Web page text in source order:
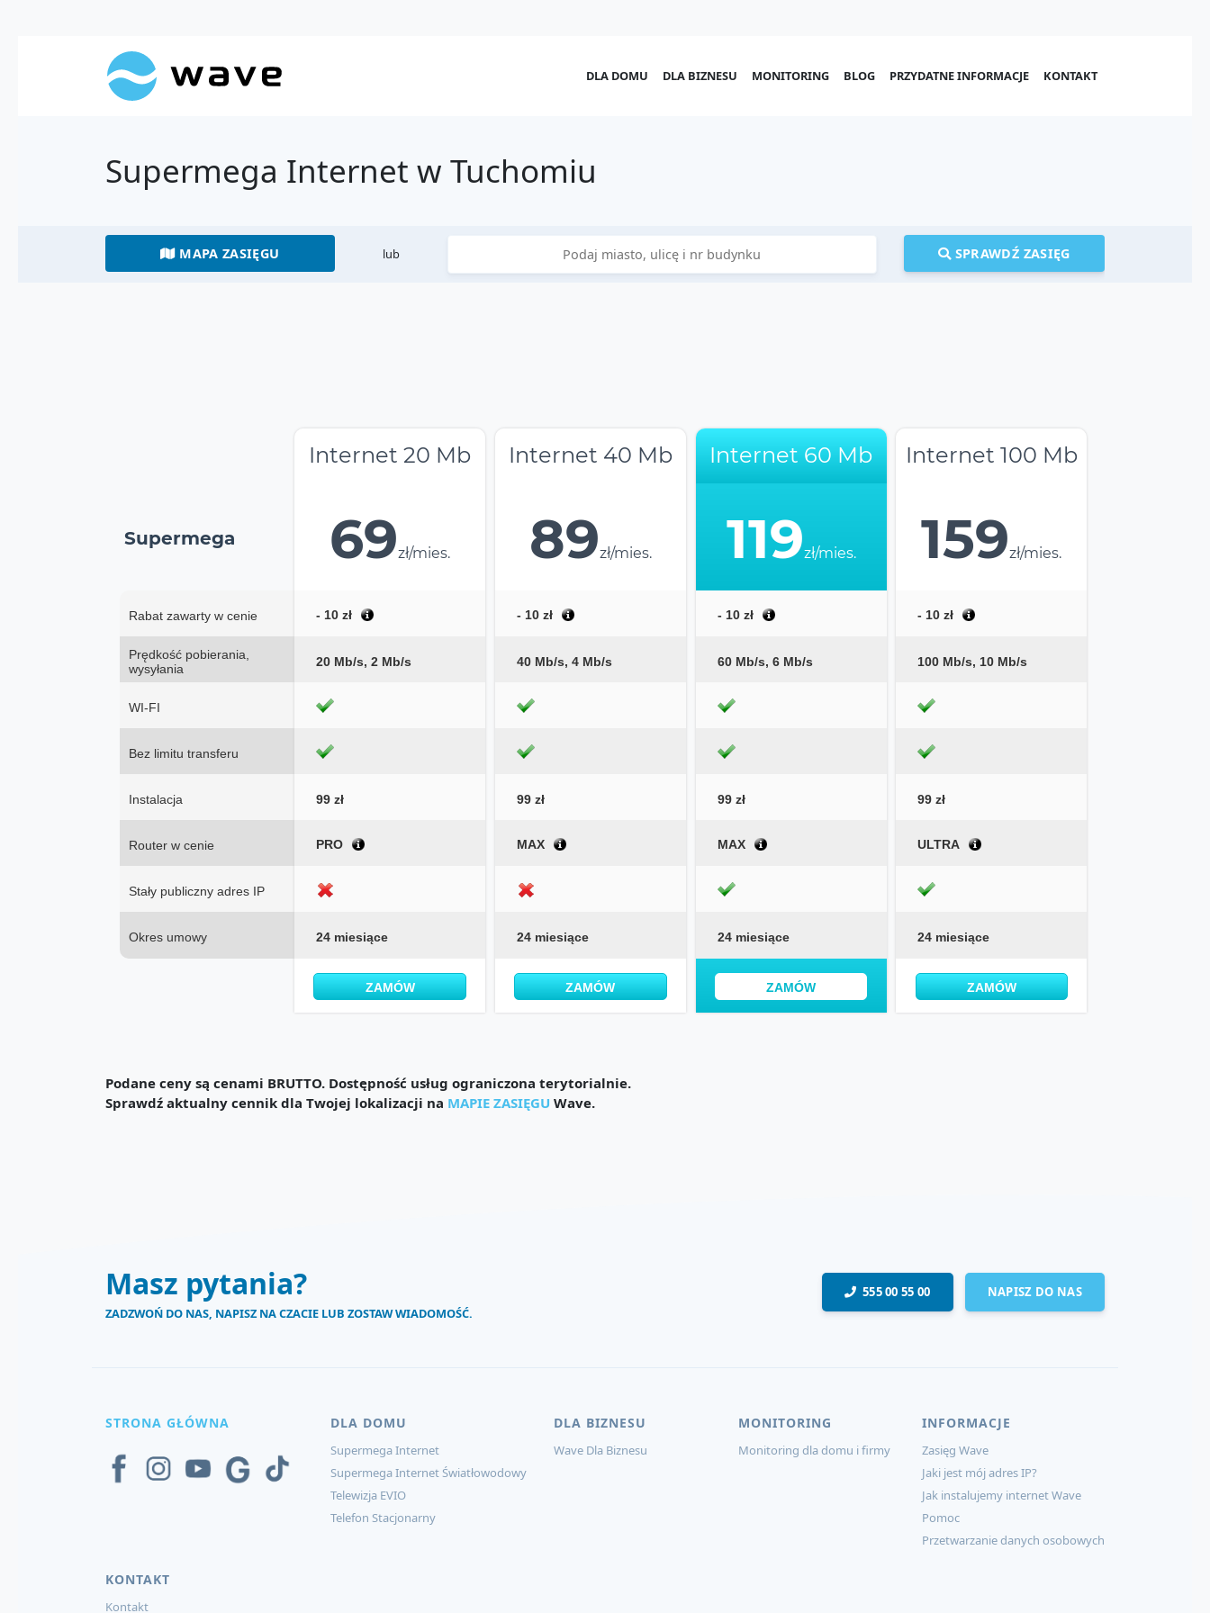
DLA DOMU DLA BIZNESU MONITORING BLOG PRZYDATNE INFORMACJE KONTAKT
Supermega Internet w Tuchomiu
MAPA ZASIĘGU lub SPRAWDŹ ZASIĘG
Supermega
Rabat zawarty w cenie
Prędkość pobierania,
wysyłania
WI-FI
Bez limitu transferu
Instalacja
Router w cenie
Stały publiczny adres IP
Okres umowy
Internet 20 Mb
69zł/mies.
- 10 zł
20 Mb/s, 2 Mb/s
99 zł
PRO
24 miesiące
ZAMÓW
Internet 40 Mb
89zł/mies.
- 10 zł
40 Mb/s, 4 Mb/s
99 zł
MAX
24 miesiące
ZAMÓW
Internet 60 Mb
119zł/mies.
- 10 zł
60 Mb/s, 6 Mb/s
99 zł
MAX
24 miesiące
ZAMÓW
Internet 100 Mb
159zł/mies.
- 10 zł
100 Mb/s, 10 Mb/s
99 zł
ULTRA
24 miesiące
ZAMÓW
Podane ceny są cenami BRUTTO. Dostępność usług ograniczona terytorialnie.
Sprawdź aktualny cennik dla Twojej lokalizacji na MAPIE ZASIĘGU Wave.
Masz pytania?
ZADZWOŃ DO NAS, NAPISZ NA CZACIE LUB ZOSTAW WIADOMOŚĆ.
555 00 55 00 NAPISZ DO NAS
STRONA GŁÓWNA DLA DOMU
Supermega Internet
Supermega Internet Światłowodowy
Telewizja EVIO
Telefon Stacjonarny
DLA BIZNESU
Wave Dla Biznesu
MONITORING
Monitoring dla domu i firmy
INFORMACJE
Zasięg Wave
Jaki jest mój adres IP?
Jak instalujemy internet Wave
Pomoc
Przetwarzanie danych osobowych
KONTAKT
Kontakt